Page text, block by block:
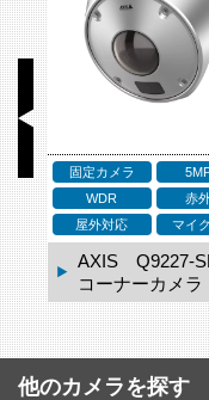
固定カメラ
WDR
赤
屋外対応
マイ
AXIS Q9227-
コーナーカメラ
他のカメラを探す